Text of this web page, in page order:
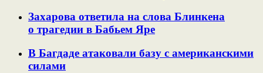
Захарова ответила на слова Блинкена
о трагедии в Бабьем Яре
В Багдаде атаковали базу с американскими
силами